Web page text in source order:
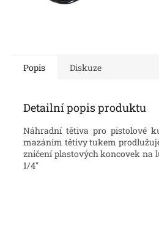
Popis Diskuze
Detailní popis produktu
Náhradní tětiva pro pistolové
mazáním tětivy tukem
zničení plastových koncovek na
1/4"